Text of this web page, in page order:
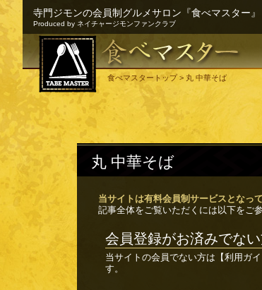
寺門ジモンの会員制グルメサロン『食べマスター』
Produced by ネイチャージモンファンクラブ
食べマスタートップ> 丸 中華そば
丸 中華そば
当サイトは有料会員制サービスとなって
記事全体をご覧いただくには以下をご
会員登録がお済みでな
当サイトの会員でない方は 【利用ガイ
す。